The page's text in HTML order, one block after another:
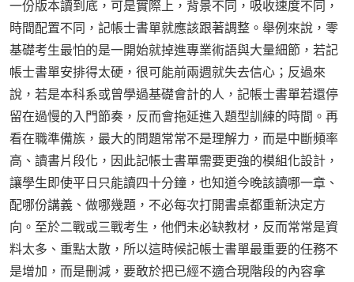
一份版本讀到底，可是實際上，背景不同，吸收速度不同，
時間配置不同，記帳士書單就應該跟著調整。舉例來說，零
基礎考生最怕的是一開始就掉進專業術語與大量細節，若記
帳士書單安排得太硬，很可能前兩週就失去信心；反過來
說，若是本科系或曾學過基礎會計的人，記帳士書單若還停
留在過慢的入門節奏，反而會拖延進入題型訓練的時間。再
看在職準備族，最大的問題常常不是理解力，而是中斷頻率
高、讀書片段化，因此記帳士書單需要更強的模組化設計，
讓學生即使平日只能讀四十分鐘，也知道今晚該讀哪一章、
配哪份講義、做哪幾題，不必每次打開書桌都重新決定方
向。至於二戰或三戰考生，他們未必缺教材，反而常常是資
料太多、重點太散，所以這時候記帳士書單最重要的任務不
是增加，而是刪減，要敢於把已經不適合現階段的內容拿